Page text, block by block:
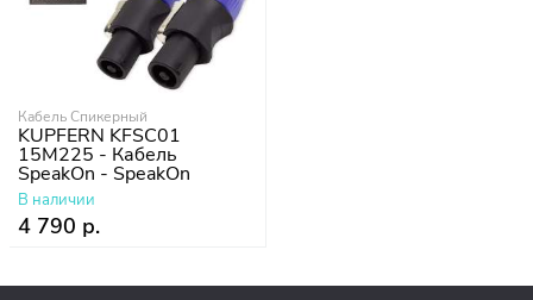
Кабель Спикерный
KUPFERN KFSC01
15M225 - Кабель
SpeakOn - SpeakOn
В наличии
4 790 р.